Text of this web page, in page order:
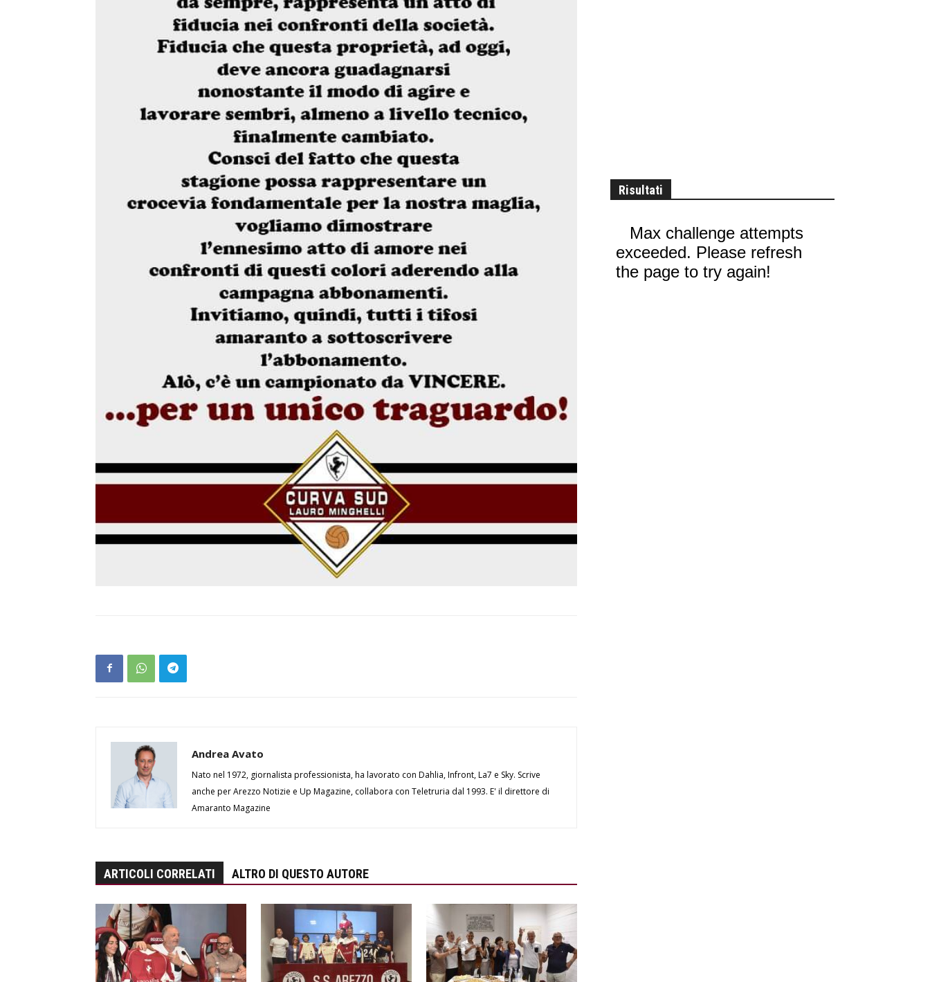
Andrea Avato
Nato nel 1972, giornalista professionista, ha lavorato con Dahlia, Infront, La7 e Sky. Scrive
anche per Arezzo Notizie e Up Magazine, collabora con Teletruria dal 1993. E' il direttore di
Amaranto Magazine
ARTICOLI CORRELATI ALTRO DI QUESTO AUTORE
Risultati